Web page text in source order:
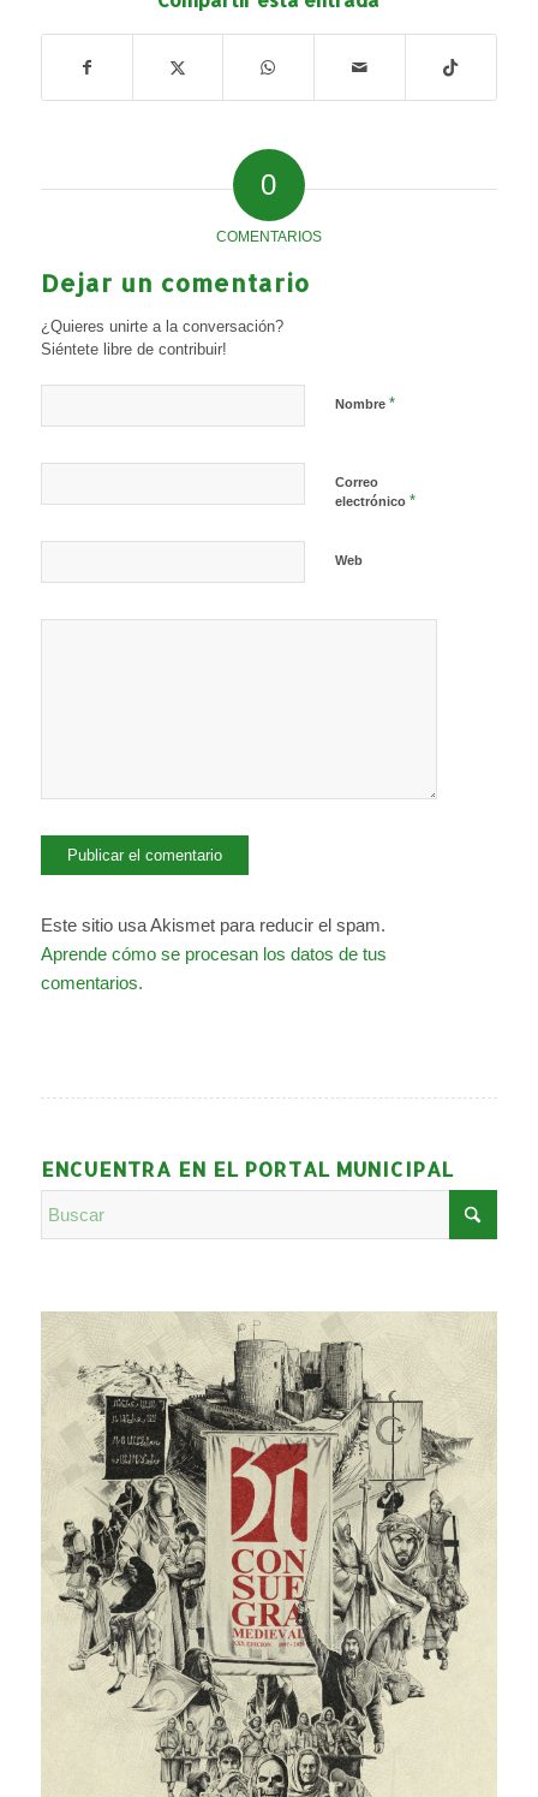
0
COMENTARIOS
Dejar un comentario
¿Quieres unirte a la conversación?
Siéntete libre de contribuir!
Nombre *
Correo
electrónico *
Web
Este sitio usa Akismet para reducir el spam.
Aprende cómo se procesan los datos de tus
comentarios.
ENCUENTRA EN EL PORTAL MUNICIPAL